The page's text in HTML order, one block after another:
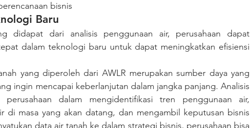
bisnis
Baru
dalam teknologi baru untuk dapat meningkatkan efisiensi
ingin mencapai keberlanjutan dalam jangka panjang. Analisis
dalam mengidentifikasi tren penggunaan air,
di masa yang akan datang, dan mengambil keputusan bisnis
data air tanah ke dalam strategi bisnis, perusahaan bisa